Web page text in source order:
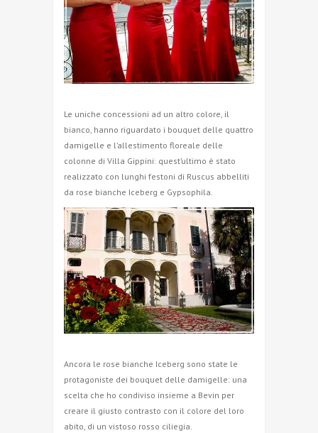
Le uniche concessioni ad un altro colore, il
bianco, hanno riguardato i bouquet delle quattro
damigelle e l’allestimento floreale delle
colonne di Villa Gippini: quest’ultimo è stato
realizzato con lunghi festoni di Ruscus abbelliti
da rose bianche Iceberg e Gypsophila.
Ancora le rose bianche Iceberg sono state le
protagoniste dei bouquet delle damigelle: una
scelta che ho condiviso insieme a Bevin per
creare il giusto contrasto con il colore del loro
abito, di un vistoso rosso ciliegia.